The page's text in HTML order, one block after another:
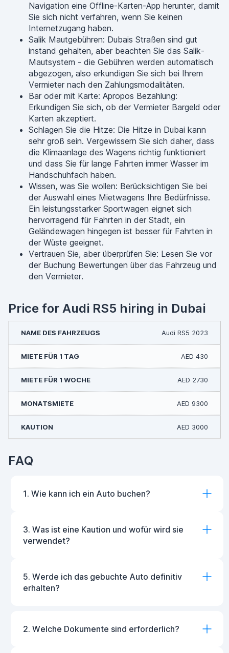
Navigation eine Offline-Karten-App herunter, damit
Sie sich nicht verfahren, wenn Sie keinen
Internetzugang haben.
Salik Mautgebühren: Dubais Straßen sind gut
instand gehalten, aber beachten Sie das Salik-
Mautsystem - die Gebühren werden automatisch
abgezogen, also erkundigen Sie sich bei Ihrem
Vermieter nach den Zahlungsmodalitäten.
Bar oder mit Karte: Apropos Bezahlung:
Erkundigen Sie sich, ob der Vermieter Bargeld oder
Karten akzeptiert.
Schlagen Sie die Hitze: Die Hitze in Dubai kann
sehr groß sein. Vergewissern Sie sich daher, dass
die Klimaanlage des Wagens richtig funktioniert
und dass Sie für lange Fahrten immer Wasser im
Handschuhfach haben.
Wissen, was Sie wollen: Berücksichtigen Sie bei
der Auswahl eines Mietwagens Ihre Bedürfnisse.
Ein leistungsstarker Sportwagen eignet sich
hervorragend für Fahrten in der Stadt, ein
Geländewagen hingegen ist besser für Fahrten in
der Wüste geeignet.
Vertrauen Sie, aber überprüfen Sie: Lesen Sie vor
der Buchung Bewertungen über das Fahrzeug und
den Vermieter.
Price for Audi RS5 hiring in Dubai
Audi RS5 2023
AED 430
AED 2730
AED 9300
AED 3000
FAQ
1. Wie kann ich ein Auto buchen?
3. Was ist eine Kaution und wofür wird sie
verwendet?
5. Werde ich das gebuchte Auto definitiv
erhalten?
2. Welche Dokumente sind erforderlich?